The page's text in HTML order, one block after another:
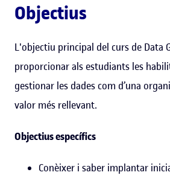
Objectius
L'objectiu principal del curs de Data
proporcionar als estudiants les
gestionar les dades com d’una
valor més rellevant.
Objectius específics
Conèixer i saber implantar